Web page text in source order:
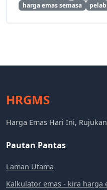
harga emas semasa
HRGMS
Harga Emas Hari Ini,
Pautan Pantas
Laman Utama
Kalkulator emas - kira harga